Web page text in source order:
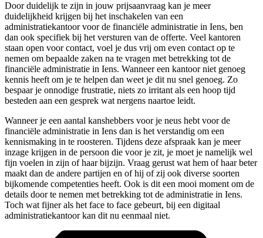
Door duidelijk te zijn in jouw prijsaanvraag kan je meer
duidelijkheid krijgen bij het inschakelen van een
administratiekantoor voor de financiële administratie in Iens, ben
dan ook specifiek bij het versturen van de offerte. Veel kantoren
staan open voor contact, voel je dus vrij om even contact op te
nemen om bepaalde zaken na te vragen met betrekking tot de
financiële administratie in Iens. Wanneer een kantoor niet genoeg
kennis heeft om je te helpen dan weet je dit nu snel genoeg. Zo
bespaar je onnodige frustratie, niets zo irritant als een hoop tijd
besteden aan een gesprek wat nergens naartoe leidt.
Wanneer je een aantal kanshebbers voor je neus hebt voor de
financiële administratie in Iens dan is het verstandig om een
kennismaking in te roosteren. Tijdens deze afspraak kan je meer
inzage krijgen in de persoon die voor je zit, je moet je namelijk wel
fijn voelen in zijn of haar bijzijn. Vraag gerust wat hem of haar beter
maakt dan de andere partijen en of hij of zij ook diverse soorten
bijkomende competenties heeft. Ook is dit een mooi moment om de
details door te nemen met betrekking tot de administratie in Iens.
Toch wat fijner als het face to face gebeurt, bij een digitaal
administratiekantoor kan dit nu eenmaal niet.